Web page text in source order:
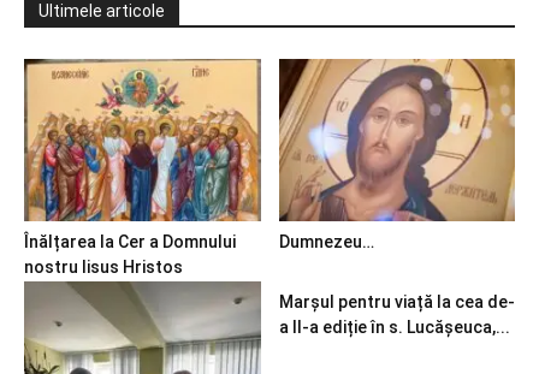
Ultimele articole
Înălțarea la Cer a Domnului
nostru Iisus Hristos
Dumnezeu…
Marșul pentru viață la cea de-
a II-a ediție în s. Lucășeuca,...